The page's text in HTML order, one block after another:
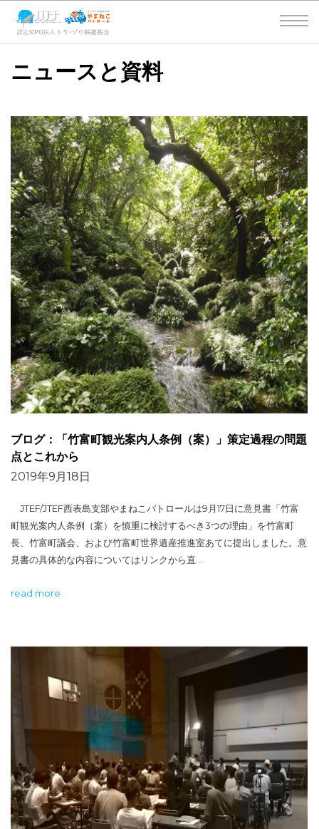
ニュースと資料
ブログ：「竹富町観光案内人条例（案）」策定過程の問題
点とこれから
2019年9月18日
JTEF/JTEF西表島支部やまねこパトロールは9月17日に意見書「竹富
町観光案内人条例（案）を慎重に検討するべき3つの理由」を竹富町
長、竹富町議会、および竹富町世界遺産推進室あてに提出しました。意
見書の具体的な内容についてはリンクから直…
read more